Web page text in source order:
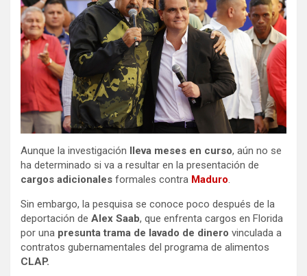
Aunque la investigación lleva meses en curso, aún no se
ha determinado si va a resultar en la presentación de
cargos adicionales formales contra Maduro.
Sin embargo, la pesquisa se conoce poco después de la
deportación de Alex Saab, que enfrenta cargos en Florida
por una presunta trama de lavado de dinero vinculada a
contratos gubernamentales del programa de alimentos
CLAP.